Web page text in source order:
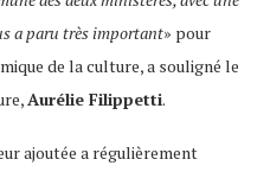
a paru très important» pour
de la culture, a souligné le
Aurélie Filippetti.
ajoutée a régulièrement